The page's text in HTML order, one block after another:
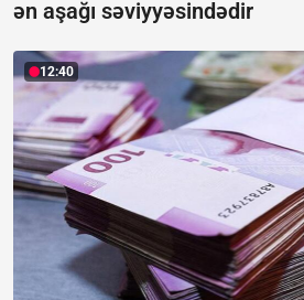
ən aşağı səviyyəsindədir
12:40